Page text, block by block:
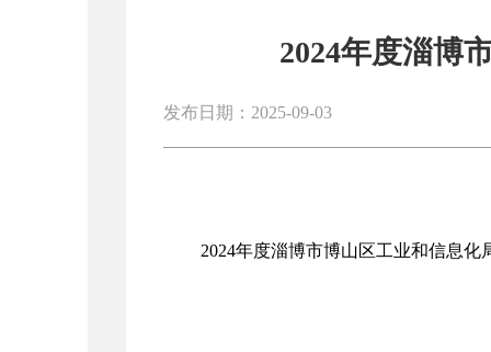
2024年度淄博
发布日期：2025-09-03
2024年度淄博市博山区工业和信息化